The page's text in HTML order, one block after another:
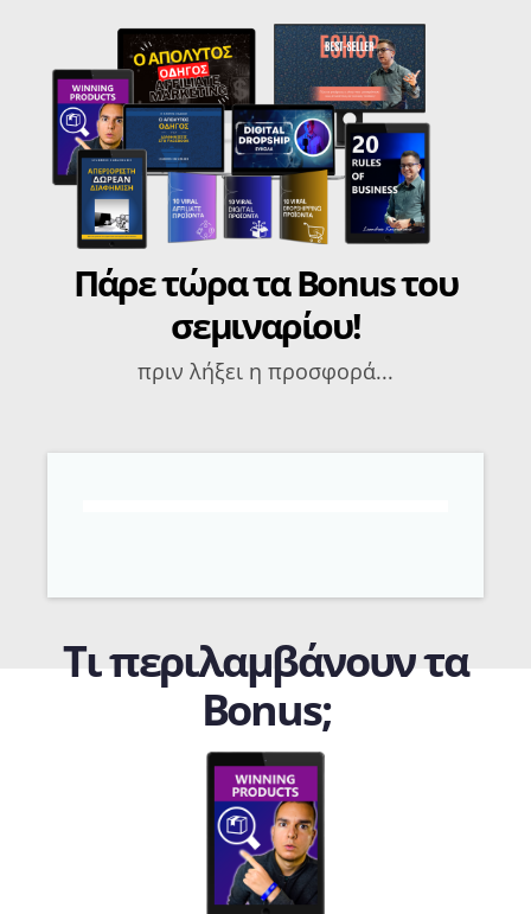
Πάρε τώρα τα Bonus του
σεμιναρίου!
πριν λήξει η προσφορά...
Τι περιλαμβάνουν τα
Bonus;